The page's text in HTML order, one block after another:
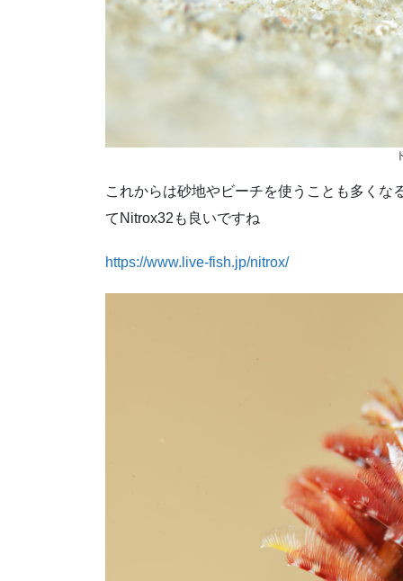
これからは砂地やビーチを使うことも多く
てNitrox32も良いですね
https://www.live-fish.jp/nitrox/